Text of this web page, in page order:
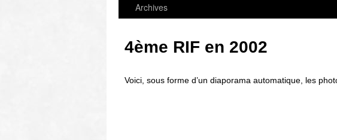
Archives
4ème RIF en 2002
Voici, sous forme d’un diaporama automatique, les